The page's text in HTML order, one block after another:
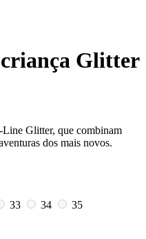
Glitter
Glitter, que combinam
dos mais novos.
33 34
35